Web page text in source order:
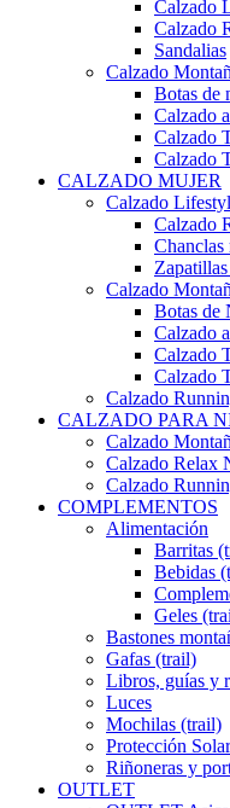
Calzado
Calzado
Sandalias
Calzado
Botas de
Calzado
Calzado
Calzado
CALZADO MUJER
Calzado
Calzado
Chanclas
Calzado
Botas de
Calzado
Calzado
Calzado
Calzado
CALZADO PARA
Calzado
Calzado Relax
Calzado
COMPLEMENTOS
Alimentación
Barritas
Bebidas
Geles
Bastones
Gafas (trail)
Libros, guías y
Luces
Mochilas (trail)
Protección Solar
Riñoneras y
OUTLET